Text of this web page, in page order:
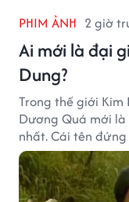
PHIM ẢNH 2 giờ
Ai mới là đại
Dung?
Trong thế giới Kim
Dương Quá mới
nhất. Cái tên
bởi xuất thân của
giống một đại hiệp.